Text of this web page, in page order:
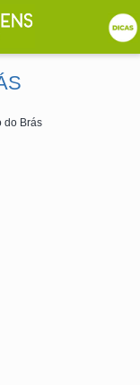
do Brás